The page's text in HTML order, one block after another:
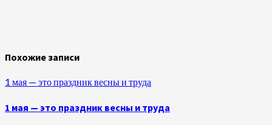
Похожие записи
1 мая — это праздник весны и труда
1 мая — это праздник весны и труда